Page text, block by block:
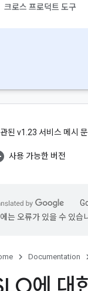
크로스 프로덕트 도구
된 v1.23 서비스 메시
사용 가능한 버전
는 오류가 있을 수 있습
Documentation